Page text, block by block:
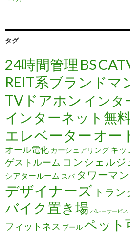
タグ
24時間管理 BS
REIT系ブランドマ
TVドアホン インタ
インターネット無料
エレベーター オー
オール電化 カーシェアリング キッ
ゲストルーム コンシェルジ
シアタールーム スパ タワーマ
デザイナーズ トラン
バイク置き場 バレーサービス
フィットネス プールペット